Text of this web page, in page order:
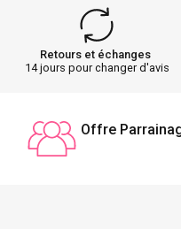
Retours et échanges
14 jours pour changer d'avis
Offre